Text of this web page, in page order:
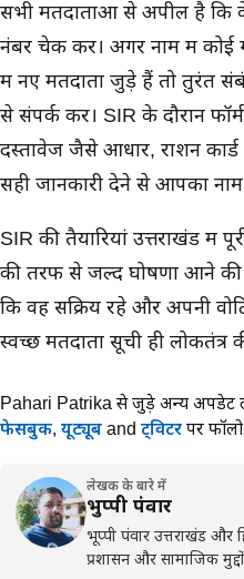
सभी मतदाताओं से अपील है कि
नंबर चेक करें। अगर नाम में कोई
में नए मतदाता जुड़े हैं तो तुरंत
से संपर्क करें। SIR के दौरान
दस्तावेज जैसे आधार, राशन
सही जानकारी देने से आपका नाम
SIR की तैयारियां उत्तराखंड में
की तरफ से जल्द घोषणा आने की
कि वह सक्रिय रहे और अपनी
स्वच्छ मतदाता सूची ही
Pahari Patrika से जुड़े अन्य अपडेट
फेसबुक, यूट्यूब and ट्विटर पर
लेखक के बारे में
भुप्पी पंवार
भूप्पी पंवार उत्तराखंड और
प्रशासन और सामाजिक